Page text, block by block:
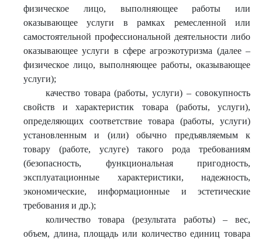
физическое лицо, выполняющее работы или
оказывающее услуги в рамках ремесленной или
самостоятельной профессиональной деятельности либо
оказывающее услуги в сфере агроэкотуризма (далее –
физическое лицо, выполняющее работы, оказывающее
услуги);
качество товара (работы, услуги) – совокупность
свойств и характеристик товара (работы, услуги),
определяющих соответствие товара (работы, услуги)
установленным и (или) обычно предъявляемым к
товару (работе, услуге) такого рода требованиям
(безопасность, функциональная пригодность,
эксплуатационные характеристики, надежность,
экономические, информационные и эстетические
требования и др.);
количество товара (результата работы) – вес,
объем, длина, площадь или количество единиц товара